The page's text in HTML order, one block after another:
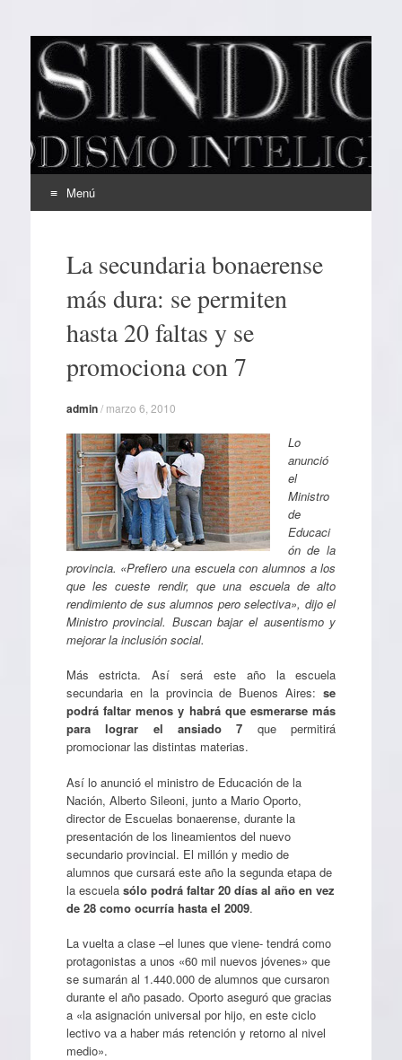
EL SINDICAL
Periodismo Inteligente
Menú
contenidoLa secundaria bonaerense
más dura: se permiten
hasta 20 faltas y se
promociona con 7
admin/ marzo 6, 2010
Lo
anunció
el
Ministro
de
Educaci
ón de la
provincia. «Prefiero una escuela con alumnos a los
que les cueste rendir, que una escuela de alto
rendimiento de sus alumnos pero selectiva», dijo el
Ministro provincial. Buscan bajar el ausentismo y
mejorar la inclusión social.
Más estricta. Así será este año la escuela
secundaria en la provincia de Buenos Aires:se
podrá faltar menos y habrá que esmerarse más
para lograr el ansiado 7 que permitirá
promocionar las distintas materias.
Así lo anunció el ministro de Educación de la
Nación, Alberto Sileoni, junto a Mario Oporto,
director de Escuelas bonaerense, durante la
presentación de los lineamientos del nuevo
secundario provincial. El millón y medio de
alumnos que cursará este año la segunda etapa de
la escuela sólo podrá faltar 20 días al año en vez
de 28 como ocurría hasta el 2009.
La vuelta a clase –el lunes que viene- tendrá como
protagonistas a unos «60 mil nuevos jóvenes» que
se sumarán al 1.440.000 de alumnos que cursaron
durante el año pasado. Oporto aseguró que gracias
a «la asignación universal por hijo, en este ciclo
lectivo va a haber más retención y retorno al nivel
medio».